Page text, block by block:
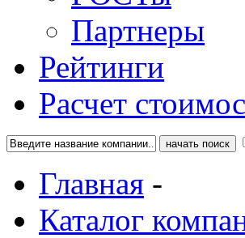
Партнеры
Рейтинги
Расчет
Главная -
Каталог